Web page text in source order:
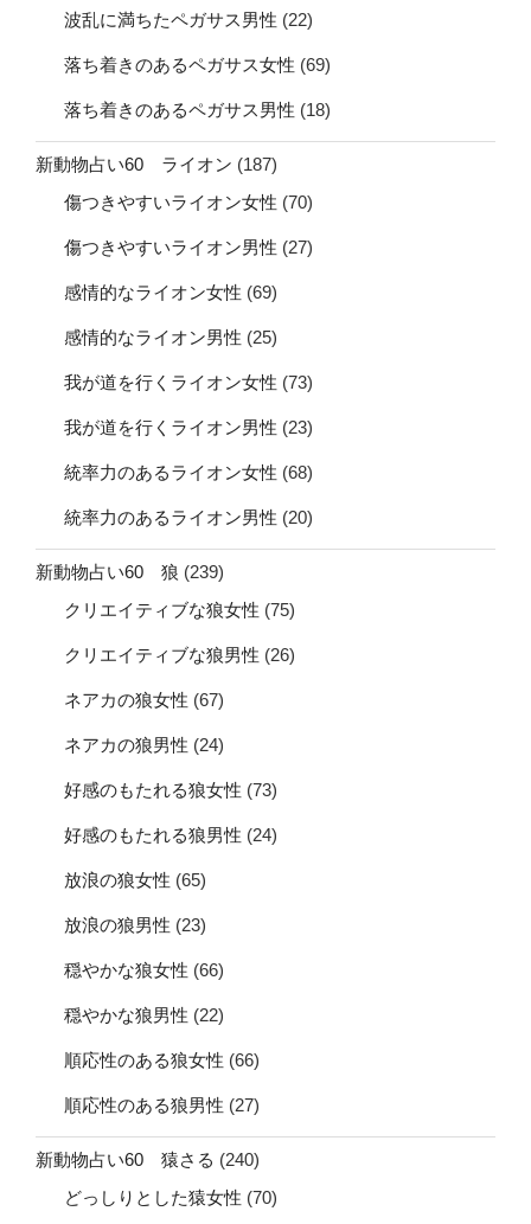
波乱に満ちたペガサス男性 (22)
落ち着きのあるペガサス女性 (69)
落ち着きのあるペガサス男性 (18)
新動物占い60 ライオン (187)
傷つきやすいライオン女性 (70)
傷つきやすいライオン男性 (27)
感情的なライオン女性 (69)
感情的なライオン男性 (25)
我が道を行くライオン女性 (73)
我が道を行くライオン男性 (23)
統率力のあるライオン女性 (68)
統率力のあるライオン男性 (20)
新動物占い60 狼 (239)
クリエイティブな狼女性 (75)
クリエイティブな狼男性 (26)
ネアカの狼女性 (67)
ネアカの狼男性 (24)
好感のもたれる狼女性 (73)
好感のもたれる狼男性 (24)
放浪の狼女性 (65)
放浪の狼男性 (23)
穏やかな狼女性 (66)
穏やかな狼男性 (22)
順応性のある狼女性 (66)
順応性のある狼男性 (27)
新動物占い60 猿さる (240)
どっしりとした猿女性 (70)